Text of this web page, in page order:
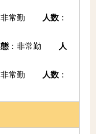
非常勤 人数 ：
： 非常勤
人
非常勤 人数 ：